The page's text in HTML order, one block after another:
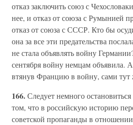
отказ заключить союз с
нее, и отказ от союза с Румынией
отказ от союза с СССР. Кто бы
она за все эти предательства
не стала объявлять войну
сентября войну немцам объявила.
втянув Францию в войну, сами
166.Следует немного
том, что в российскую историю
советской пропаганды в